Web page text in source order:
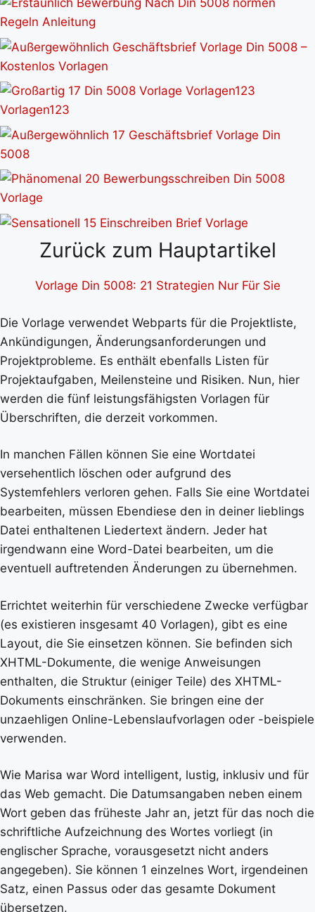
Zurück zum Hauptartikel
Vorlage Din 5008: 21 Strategien Nur Für Sie
Die Vorlage verwendet Webparts für die Projektliste,
Ankündigungen, Änderungsanforderungen und
Projektprobleme. Es enthält ebenfalls Listen für
Projektaufgaben, Meilensteine und Risiken. Nun, hier
werden die fünf leistungsfähigsten Vorlagen für
Überschriften, die derzeit vorkommen.
In manchen Fällen können Sie eine Wortdatei
versehentlich löschen oder aufgrund des
Systemfehlers verloren gehen. Falls Sie eine Wortdatei
bearbeiten, müssen Ebendiese den in deiner lieblings
Datei enthaltenen Liedertext ändern. Jeder hat
irgendwann eine Word-Datei bearbeiten, um die
eventuell auftretenden Änderungen zu übernehmen.
Errichtet weiterhin für verschiedene Zwecke verfügbar
(es existieren insgesamt 40 Vorlagen), gibt es eine
Layout, die Sie einsetzen können. Sie befinden sich
XHTML-Dokumente, die wenige Anweisungen
enthalten, die Struktur (einiger Teile) des XHTML-
Dokuments einschränken. Sie bringen eine der
unzaehligen Online-Lebenslaufvorlagen oder -beispiele
verwenden.
Wie Marisa war Word intelligent, lustig, inklusiv und für
das Web gemacht. Die Datumsangaben neben einem
Wort geben das früheste Jahr an, jetzt für das noch die
schriftliche Aufzeichnung des Wortes vorliegt (in
englischer Sprache, vorausgesetzt nicht anders
angegeben). Sie können 1 einzelnes Wort, irgendeinen
Satz, einen Passus oder das gesamte Dokument
übersetzen.